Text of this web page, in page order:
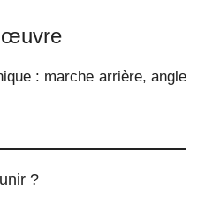
: marche arrière, angle
?